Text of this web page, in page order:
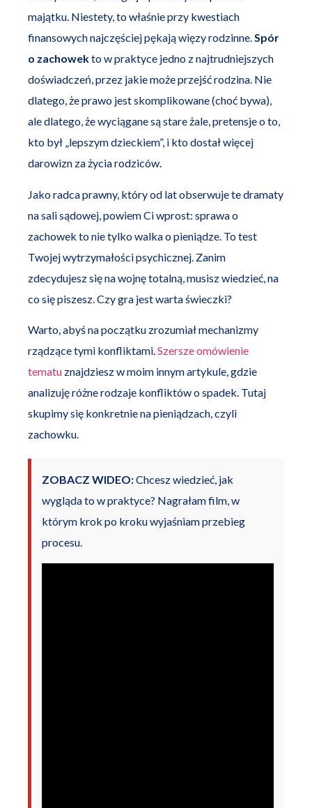
majątku. Niestety, to właśnie przy kwestiach
finansowych najczęściej pękają więzy rodzinne.Spór
o zachowekto w praktyce jedno z najtrudniejszych
doświadczeń, przez jakie może przejść rodzina. Nie
dlatego, że prawo jest skomplikowane (choć bywa),
ale dlatego, że wyciągane są stare żale, pretensje o to,
kto był „lepszym dzieckiem”, i kto dostał więcej
darowizn za życia rodziców.
Jako radca prawny, który od lat obserwuje te dramaty
na sali sądowej, powiem Ci wprost: sprawa o
zachowek to nie tylko walka o pieniądze. To test
Twojej wytrzymałości psychicznej. Zanim
zdecydujesz się na wojnę totalną, musisz wiedzieć, na
co się piszesz. Czy gra jest warta świeczki?
Warto, abyś na początku zrozumiał mechanizmy
rządzące tymi konfliktami.Szersze omówienie
tematu znajdziesz w moim innym artykule, gdzie
analizuję różne rodzaje konfliktów o spadek. Tutaj
skupimy się konkretnie na pieniądzach, czyli
zachowku.
ZOBACZ WIDEO:Chcesz wiedzieć, jak
wygląda to w praktyce? Nagrałam film, w
którym krok po kroku wyjaśniam przebieg
procesu.